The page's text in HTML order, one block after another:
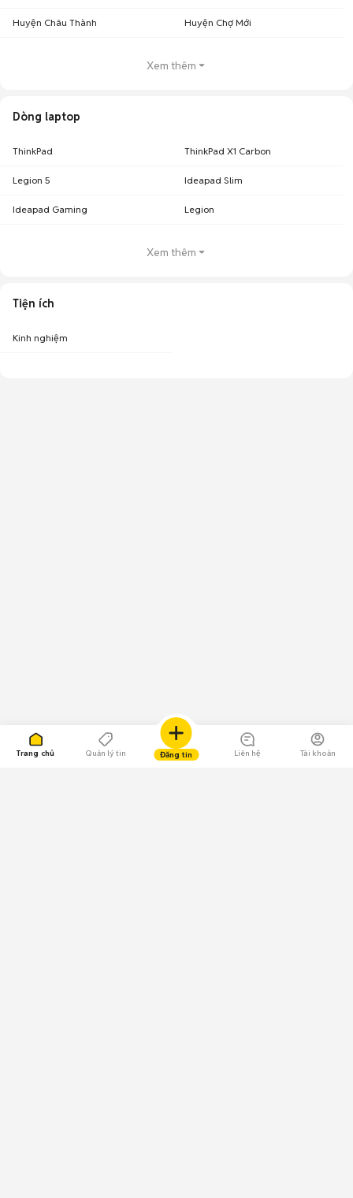
Trang chủ Quản lý tin Đăng tin Liên hệ Tài khoản
Huyện Châu Thành Huyện Chợ Mới
Xem thêm
Dòng laptop
ThinkPad ThinkPad X1 Carbon
Legion 5 Ideapad Slim
Ideapad Gaming Legion
Xem thêm
Tiện ích
Kinh nghiệm